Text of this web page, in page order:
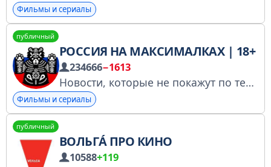
Фильмы и сериалы
публичный
РОССИЯ НА МАКСИМАЛКАХ | 18+
234666−1613
Новости, которые не покажут по телевизору Пригласить друзей: https://t.me/+If5wxeESRIgwNzFi Поделиться новостью: @Andry_SMI Купить рекламу: @ADV_SMI Купить через биржу: https://telega.in/c/maximum_news https://clck.ru/3FS4Bd 18+
Фильмы и сериалы
публичный
ВОЛЬГÁ ПРО КИНО
10588+119